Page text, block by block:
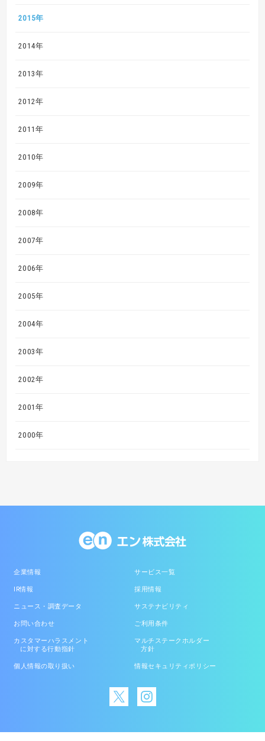
2015年
2014年
2013年
2012年
2011年
2010年
2009年
2008年
2007年
2006年
2005年
2004年
2003年
2002年
2001年
2000年
企業情報 サービス一覧
IR情報 採用情報
ニュース・調査データ サステナビリティ
お問い合わせ ご利用条件
カスタマーハラスメント
に対する行動指針
マルチステークホルダー
方針
個人情報の取り扱い 情報セキュリティポリシー